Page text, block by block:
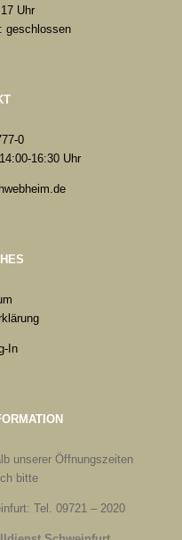
Uhr
geschlossen
0
16:30 Uhr
In
unserer Öffnungszeiten
bitte
Tel. 09721 – 2020